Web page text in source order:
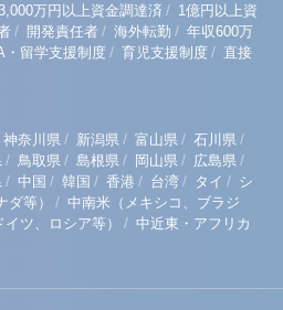
3,000万円以上資金調達済 / 1億円以上資
/ 開発責任者 / 海外転勤 / 年収600万
・留学支援制度 / 育児支援制度 / 直接
神奈川県 / 新潟県 / 富山県 / 石川県 /
/ 鳥取県 / 島根県 / 岡山県 / 広島県 /
/ 中国 / 韓国 / 香港 / 台湾 / タイ / シ
等） / 中南米（メキシコ、ブラジ
ツ、ロシア等） / 中近東・アフリカ